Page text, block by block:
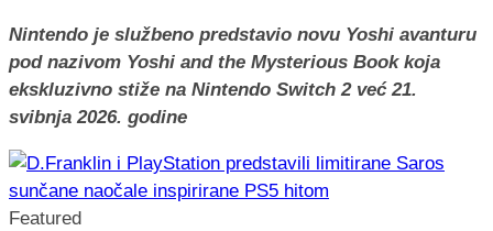
Nintendo je službeno predstavio novu Yoshi avanturu
pod nazivom Yoshi and the Mysterious Book koja
ekskluzivno stiže na Nintendo Switch 2 već 21.
svibnja 2026. godine
Featured